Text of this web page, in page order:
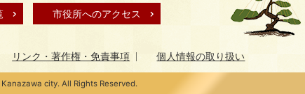
市役所へのアクセス
リンク・著作権・免責事項 個人情報の取り扱い
city. All Rights Reserved.